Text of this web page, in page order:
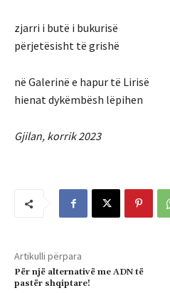
zjarri i butë i bukurisë
përjetësisht të grishë
në Galerinë e hapur të Lirisë
hienat dykëmbësh lëpihen
Gjilan, korrik 2023
Artikulli përpara
Për një alternativë me ADN të
pastër shqiptare!